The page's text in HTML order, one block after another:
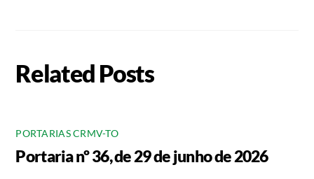
Related Posts
PORTARIAS CRMV-TO
Portaria nº 36, de 29 de junho de 2026